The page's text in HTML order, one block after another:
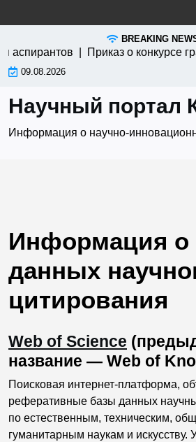
to
BREAKING
аспирантов | Приказ о конкурсе
09.08.2026
Научный портал
Информация о научно-
Информация о
данных
цитирования
Web of Science
название — Web of
Поисковая интернет-платформа,
реферативные базы данных
по естественным, техническим,
гуманитарным наукам и искусству.